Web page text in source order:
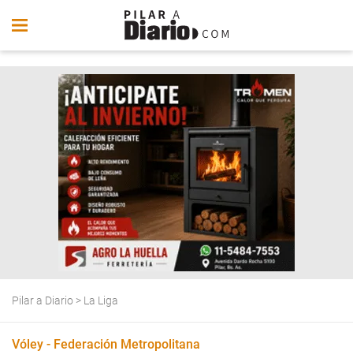
Pilar a Diario > La Liga
Vóley - Federación Metropolitana